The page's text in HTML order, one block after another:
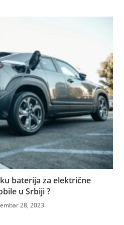
baterija za električne
u Srbiji ?
28, 2023